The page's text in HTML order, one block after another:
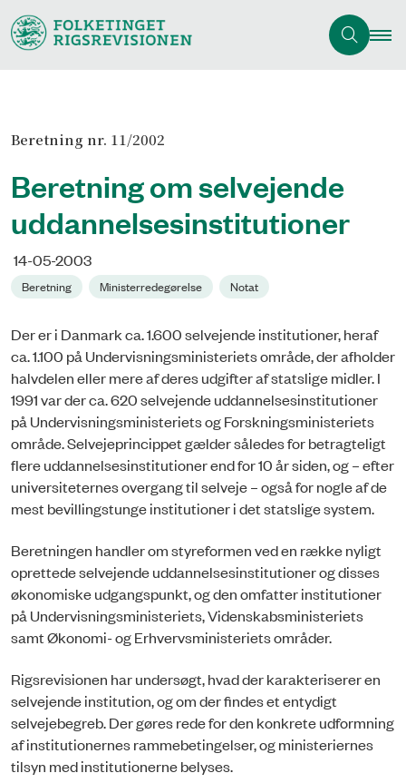
Beretning nr. 11/2002
Beretning om selvejende
uddannelsesinstitutioner
14-05-2003
Beretning Ministerredegørelse Notat
Der er i Danmark ca. 1.600 selvejende institutioner, heraf
ca. 1.100 på Undervisningsministeriets område, der afholder
halvdelen eller mere af deres udgifter af statslige midler. I
1991 var der ca. 620 selvejende uddannelsesinstitutioner
på Undervisningsministeriets og Forskningsministeriets
område. Selvejeprincippet gælder således for betragteligt
flere uddannelsesinstitutioner end for 10 år siden, og – efter
universiteternes overgang til selveje – også for nogle af de
mest bevillingstunge institutioner i det statslige system.
Beretningen handler om styreformen ved en række nyligt
oprettede selvejende uddannelsesinstitutioner og disses
økonomiske udgangspunkt, og den omfatter institutioner
på Undervisningsministeriets, Videnskabsministeriets
samt Økonomi- og Erhvervsministeriets områder.
Rigsrevisionen har undersøgt, hvad der karakteriserer en
selvejende institution, og om der findes et entydigt
selvejebegreb. Der gøres rede for den konkrete udformning
af institutionernes rammebetingelser, og ministeriernes
tilsyn med institutionerne belyses.